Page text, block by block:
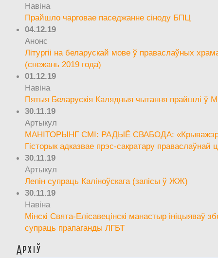
Навіна
Прайшло чарговае паседжанне сіноду БПЦ
04.12.19
Анонс
Літургіі на беларускай мове ў праваслаўных
(снежань 2019 года)
01.12.19
Навіна
Пятыя Беларускія Калядныя чытання прайшлі ў
30.11.19
Артыкул
МАНІТОРЫНГ СМІ: РАДЫЁ СВАБОДА:
Гісторык адказвае прэс-сакратару праваслаўнай
30.11.19
Артыкул
Лепін супраць Каліноўскага (запісы ў ЖЖ)
30.11.19
Навіна
Мінскі Свята-Елісавецінскі манастыр ініцыяваў
супраць прапаганды ЛГБТ
Архіў